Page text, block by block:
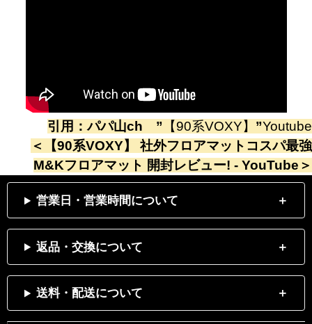
引用：パパ山ch ” 【90系VOXY】 ”Youtube
＜
【90系VOXY】 社外フロアマットコスパ最強
M&Kフロアマット 開封レビュー! - YouTube ＞
営業日・営業時間について
返品・交換について
送料・配送について